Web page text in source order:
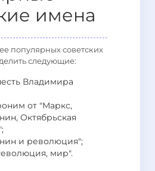
имена
популярных советских
следующие:
Владимира
от "Маркс,
Октябрьская
и революция";
мир".